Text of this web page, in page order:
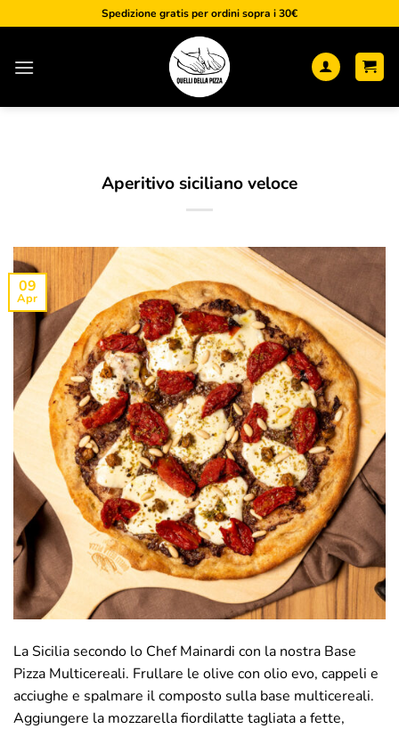
ai
Spedizione gratis per ordini sopra i 30€
Aperitivo siciliano veloce
09
Apr
La Sicilia secondo lo Chef Mainardi con la nostra Base
Pizza Multicereali. Frullare le olive con olio evo, cappeli e
acciughe e spalmare il composto sulla base multicereali.
Aggiungere la mozzarella fiordilatte tagliata a fette,